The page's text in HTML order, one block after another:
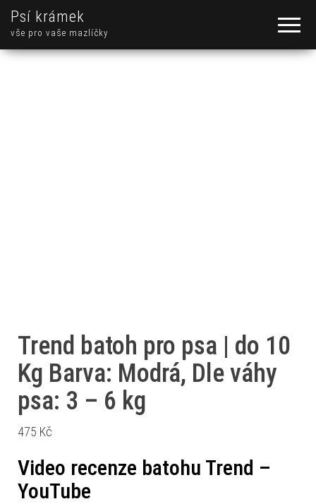
Psí krámek
vše pro vaše mazlíčky
Trend batoh pro psa | do 10
Kg Barva: Modrá, Dle váhy
psa: 3 – 6 kg
475 Kč
Video recenze batohu Trend –
YouTube